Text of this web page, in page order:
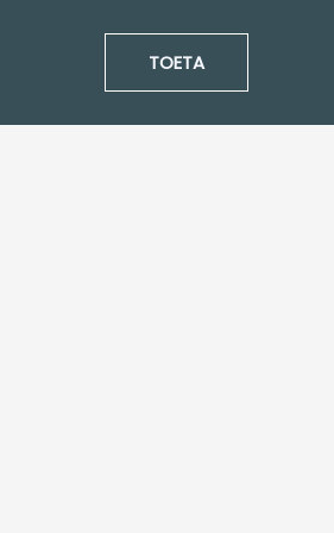
TOETA